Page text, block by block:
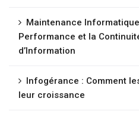
Maintenance
Performance et la
d’Information
Infogérance : Comment
leur croissance